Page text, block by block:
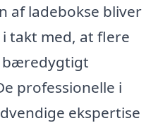
af ladebokse bliver
takt med, at flere
bæredygtigt
professionelle i
ekspertise